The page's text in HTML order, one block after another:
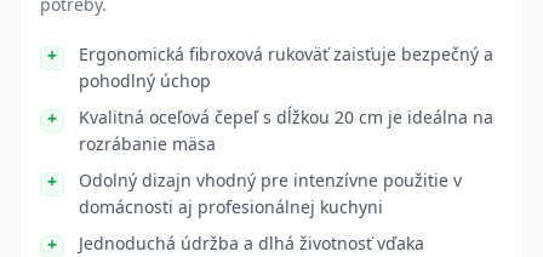
Ergonomická fibroxová rukoväť zaisťuje bezpečný a
pohodlný úchop
Kvalitná oceľová čepeľ s dĺžkou 20 cm je ideálna na
rozrábanie mäsa
Odolný dizajn vhodný pre intenzívne použitie v
domácnosti aj profesionálnej kuchyni
Jednoduchá údržba a dlhá životnosť vďaka